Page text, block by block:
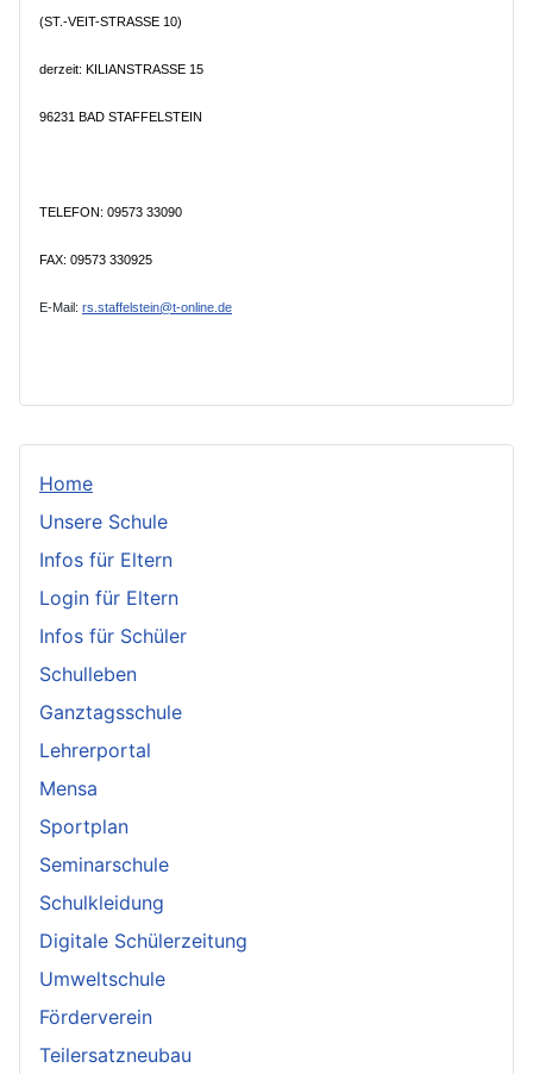
Home
Unsere Schule
Infos für Eltern
Login für Eltern
Infos für Schüler
Schulleben
Ganztagsschule
Lehrerportal
Mensa
Sportplan
Seminarschule
Schulkleidung
Digitale Schülerzeitung
Umweltschule
Förderverein
Teilersatzneubau
(ST.-VEIT-STRASSE 10)
derzeit: KILIANSTRASSE 15
96231 BAD STAFFELSTEIN
TELEFON: 09573 33090
FAX: 09573 330925
E-Mail: rs.staffelstein@t-online.de